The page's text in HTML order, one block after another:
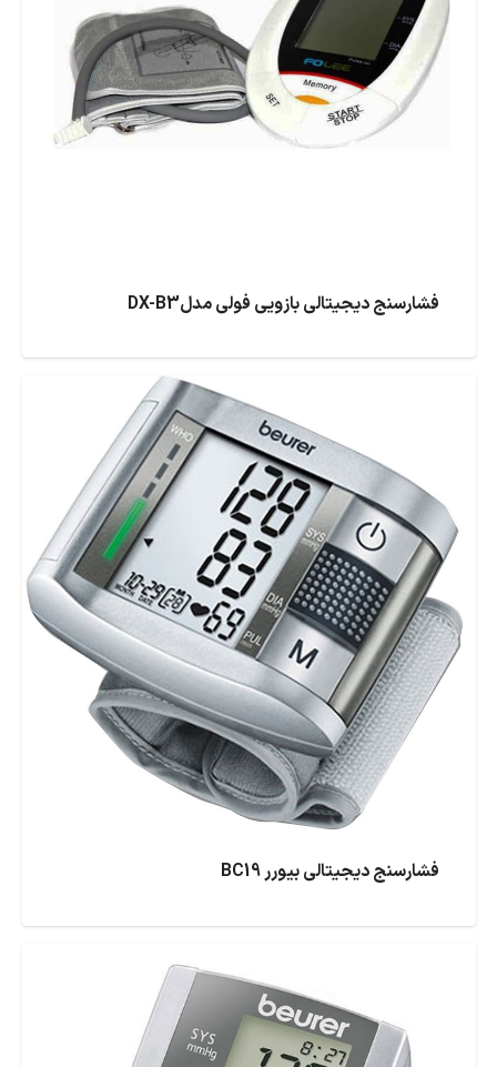
فشارسنج دیجیتالی بازویی فولی مدلDX-B3
فشارسنج دیجیتالی بیورر BC19